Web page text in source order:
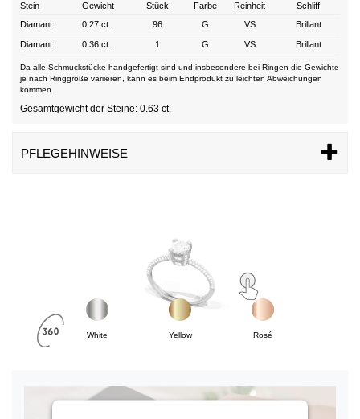
Stein Gewicht Stück Farbe Reinheit
Schliff
Diamant
0,27 ct. 96 G VS Brillant
Diamant 0,36 ct. 1 G VS Brillant
Da alle Schmuckstücke handgefertigt sind und insbesondere bei Ringen die Gewichte
je nach Ringgröße variieren, kann es beim Endprodukt zu leichten Abweichungen
kommen.
Gesamtgewicht der Steine: 0.63 ct.
PFLEGEHINWEISE
White Rosé
Yellow